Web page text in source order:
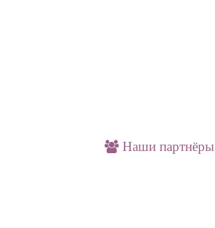
Наши партнёры